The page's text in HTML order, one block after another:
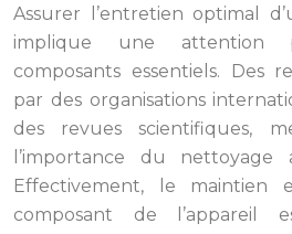
Assurer l’entretien optimal
implique une attention
composants essentiels. Des
par des organisations
des revues scientifiques,
l’importance du
Effectivement, le
composant de l’appareil